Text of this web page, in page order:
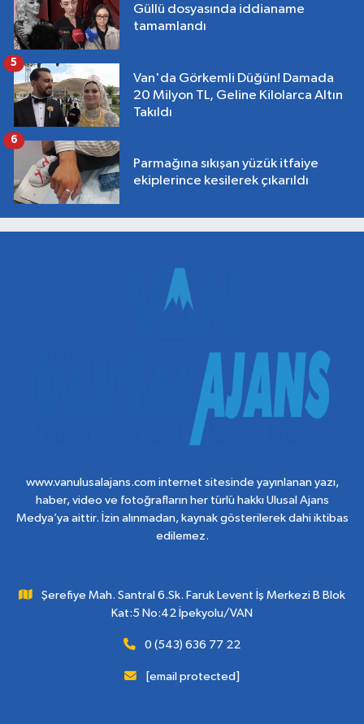
Güllü dosyasında iddianame
tamamlandı
Van'da Görkemli Düğün! Damada
20 Milyon TL, Geline Kilolarca Altın
Takıldı
5
Parmağına sıkışan yüzük itfaiye
ekiplerince kesilerek çıkarıldı
6
www.vanulusalajans.com internet sitesinde yayınlanan yazı,
haber, video ve fotoğrafların her türlü hakkı Ulusal Ajans
Medya’ya aittir. İzin alınmadan, kaynak gösterilerek dahi iktibas
edilemez.
Şerefiye Mah. Santral 6.Sk. Faruk Levent İş Merkezi B Blok
Kat:5 No:42 İpekyolu/VAN
0 (543) 636 77 22
[email protected]